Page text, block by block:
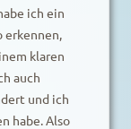
ich ein
erkennen,
klaren
auch
und ich
habe. Also